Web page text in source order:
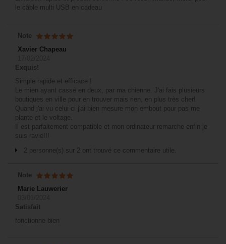
le câble multi USB en cadeau
Note
Xavier Chapeau
Exquis!
Simple rapide et efficace !
Le mien ayant cassé en deux, par ma chienne. J'ai fais plusieurs
boutiques en ville pour en trouver mais rien, en plus très cher!
Quand j'ai vu celui-ci j'ai bien mesure mon embout pour pas me
plante et le voltage.
Il est parfaitement compatible et mon ordinateur remarche enfin je
suis ravie!!!
2 personne(s) sur 2 ont trouvé ce commentaire utile.
Note
Marie Lauwerier
Satisfait
fonctionne bien